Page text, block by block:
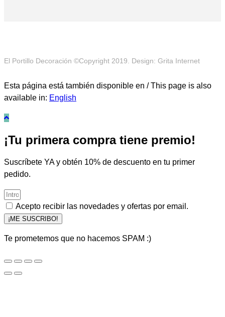
El Portillo Decoración ©Copyright 2019. Design: Grita Internet
Esta página está también disponible en / This page is also
available in: English
¡Tu primera compra tiene premio!
Suscríbete YA y obtén 10% de descuento en tu primer
pedido.
Acepto recibir las novedades y ofertas por email.
¡ME SUSCRIBO!
Te prometemos que no hacemos SPAM :)